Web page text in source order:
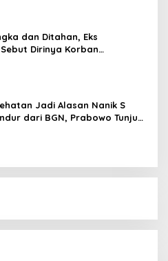
dan Ditahan, Eks
Dirinya Korban
Jadi Alasan Nanik S
dari BGN, Prabowo Tunjuk